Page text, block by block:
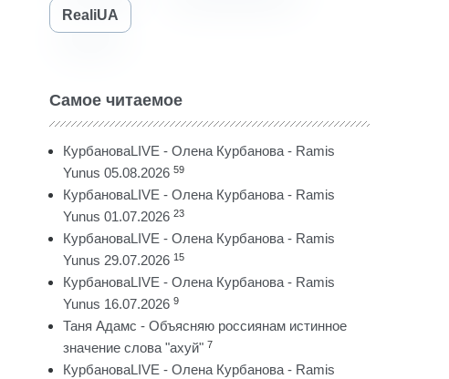
RealiUA
Самое читаемое
КурбановаLIVE - Олена Курбанова - Ramis
Yunus 05.08.2026 59
КурбановаLIVE - Олена Курбанова - Ramis
Yunus 01.07.2026 23
КурбановаLIVE - Олена Курбанова - Ramis
Yunus 29.07.2026 15
КурбановаLIVE - Олена Курбанова - Ramis
Yunus 16.07.2026 9
Таня Адамс - Объясняю россиянам истинное
значение слова "ахуй" 7
КурбановаLIVE - Олена Курбанова - Ramis